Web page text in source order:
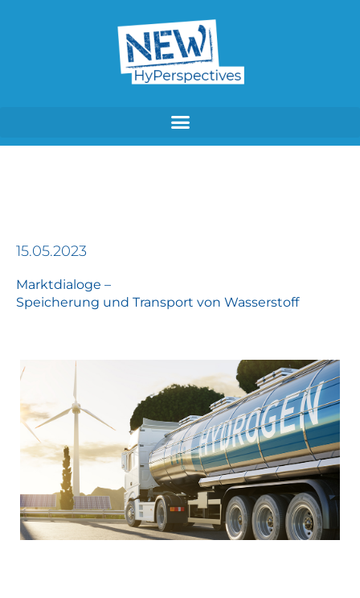
15.05.2023
Marktdialoge –
Speicherung und Transport von Wasserstoff